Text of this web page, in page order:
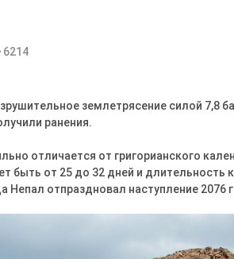
6214
землетрясение силой 7,8
ранения.
отличается от григорианского
быть от 25 до 32 дней и длительность
Непал отпраздновал наступление 2076